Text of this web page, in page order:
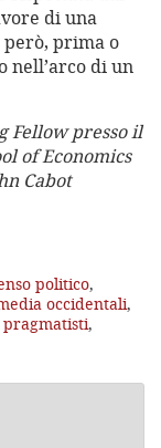
di una
prima o
nell’arco di un
Fellow presso il
of Economics
Cabot
politico,
occidentali,
pragmatisti,